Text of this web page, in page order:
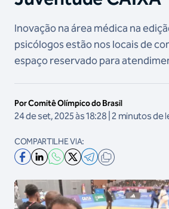
Inovação na área médica na
psicólogos estão nos locais de
espaço reservado para
Por Comitê Olímpico do Brasil
24 de set, 2025 às 18:28 | 2 minutos de
COMPARTILHE VIA: